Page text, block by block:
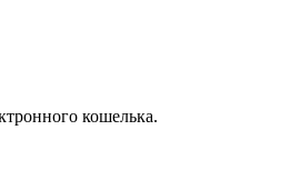
кошелька.